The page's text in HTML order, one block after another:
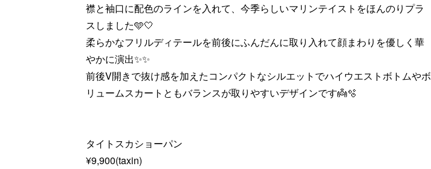
襟と袖口に配色のラインを入れて、今季らしいマリンテイストをほんのりプラ
スしました🩵🤍
柔らかなフリルディテールを前後にふんだんに取り入れて顔まわりを優しく華
やかに演出✨✨
前後V開きで抜け感を加えたコンパクトなシルエットでハイウエストボトムやボ
リュームスカートともバランスが取りやすいデザインです👼🫧
タイトスカショーパン
¥9,900(taxin)